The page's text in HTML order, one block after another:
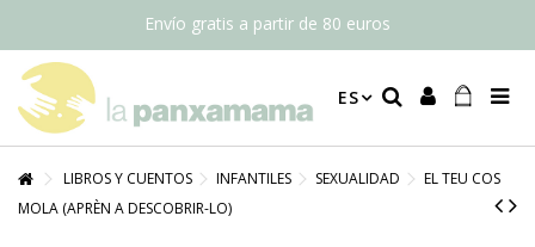
Envío gratis a partir de 80 euros
ES
LIBROS Y CUENTOS INFANTILES SEXUALIDAD
EL TEU COS
MOLA (APRÈN A DESCOBRIR-LO)